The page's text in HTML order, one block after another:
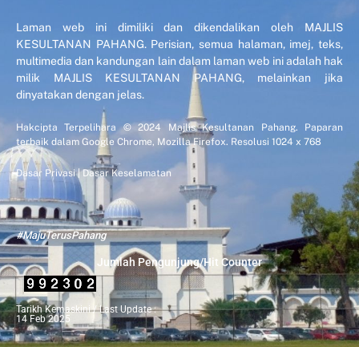
Laman web ini dimiliki dan dikendalikan oleh MAJLIS
KESULTANAN PAHANG. Perisian, semua halaman, imej, teks,
multimedia dan kandungan lain dalam laman web ini adalah hak
milik MAJLIS KESULTANAN PAHANG, melainkan jika
dinyatakan dengan jelas.
Hakcipta Terpelihara © 2024 Majlis Kesultanan Pahang. Paparan
terbaik dalam Google Chrome, Mozilla Firefox. Resolusi 1024 x 768
Dasar Privasi|Dasar Keselamatan
#MajuTerusPahang
Jumlah Pengunjung/Hit Counter
Tarikh Kemaskini / Last Update :
14 Feb 2025